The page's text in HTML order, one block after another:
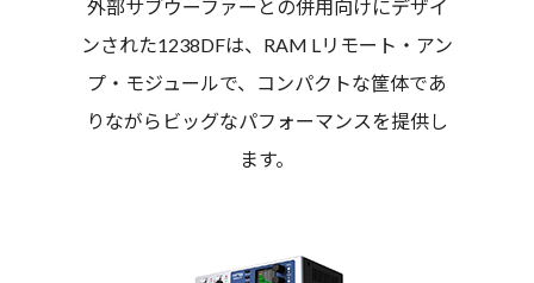
外部サブウーファーとの併用向けにデザイ
ンされた1238DFは、RAM Lリモート・アン
プ・モジュールで、コンパクトな筐体であ
りながらビッグなパフォーマンスを提供し
ます。